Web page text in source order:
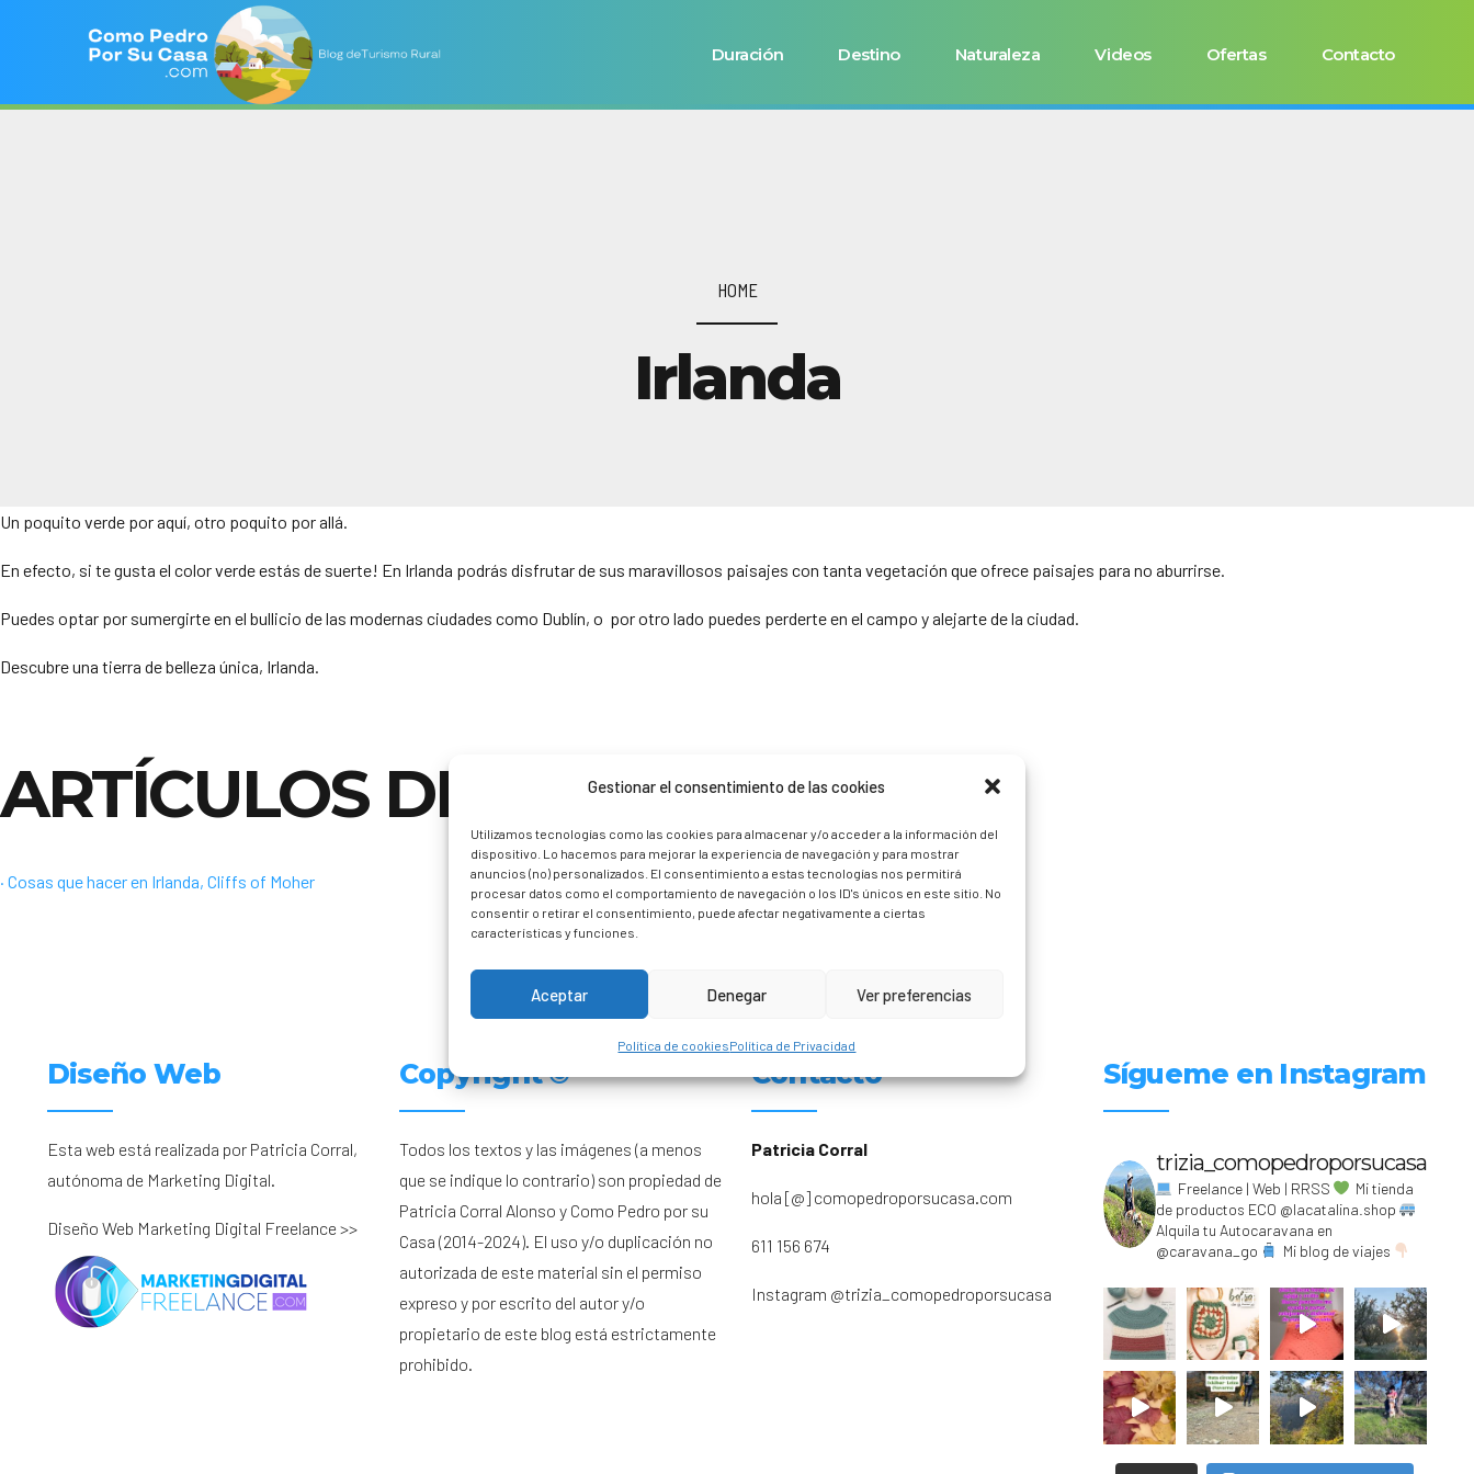
Gestionar el consentimiento de las cookies
Utilizamos tecnologías como las cookies para almacenar y/o acceder a la información del
dispositivo. Lo hacemos para mejorar la experiencia de navegación y para mostrar
anuncios (no) personalizados. El consentimiento a estas tecnologías nos permitirá
procesar datos como el comportamiento de navegación o los ID's únicos en este sitio. No
consentir o retirar el consentimiento, puede afectar negativamente a ciertas
características y funciones.
Aceptar Denegar Ver preferencias
Política de cookiesPolítica de Privacidad
Duración Destino Naturaleza Videos Ofertas Contacto
HOME
Irlanda
Un poquito verde por aquí, otro poquito por allá.
En efecto, si te gusta el color verde estás de suerte! En Irlanda podrás disfrutar de sus maravillosos paisajes con tanta vegetación que ofrece paisajes para no aburrirse.
Puedes optar por sumergirte en el bullicio de las modernas ciudades como Dublín, o por otro lado puedes perderte en el campo y alejarte de la ciudad.
Descubre una tierra de belleza única, Irlanda.
ARTÍCULOS DE Irlanda
· Cosas que hacer en Irlanda, Cliffs of Moher
Diseño Web
Esta web está realizada por Patricia Corral,
autónoma de Marketing Digital.
Diseño Web Marketing Digital Freelance >>
Copyright ©
Todos los textos y las imágenes (a menos
que se indique lo contrario) son propiedad de
Patricia Corral Alonso y Como Pedro por su
Casa (2014-2024). El uso y/o duplicación no
autorizada de este material sin el permiso
expreso y por escrito del autor y/o
propietario de este blog está estrictamente
prohibido.
Contacto
Patricia Corral
hola [@] comopedroporsucasa.com
611 156 674
Instagram @trizia_comopedroporsucasa
Sígueme en Instagram
trizia_comopedroporsucasa
Freelance | Web | RRSS
Mi tienda
de productos ECO @lacatalina.shop
Alquila tu Autocaravana en
@caravana_go
Mi blog de viajes